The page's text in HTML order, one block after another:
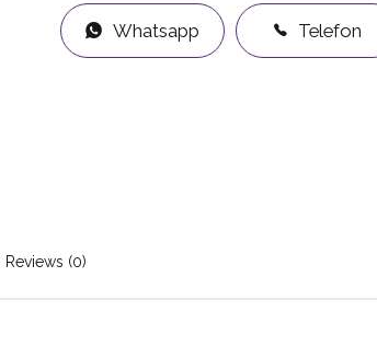
Whatsapp Telefon
Reviews (0)